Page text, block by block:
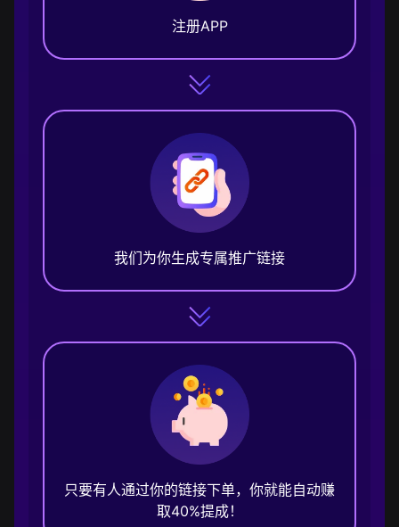
注册APP
我们为你生成专属推广链接
只要有人通过你的链接下单，你就能自动赚
取40%提成！